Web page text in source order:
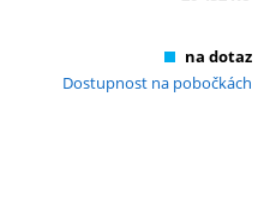
na dotaz
Dostupnost na pobočkách